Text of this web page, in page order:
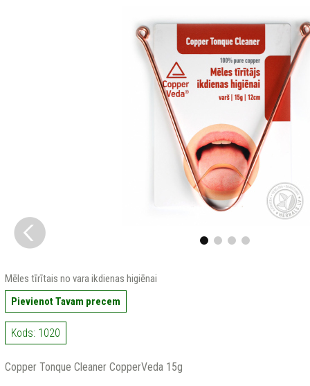
Mēles tīrītais no vara ikdienas higiēnai
Pievienot Tavam precem
Kods: 1020
Copper Tonque Cleaner CopperVeda 15g